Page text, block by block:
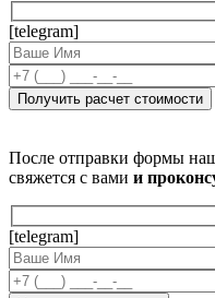
[telegram]
После отправки формы
свяжется с вами и
[telegram]